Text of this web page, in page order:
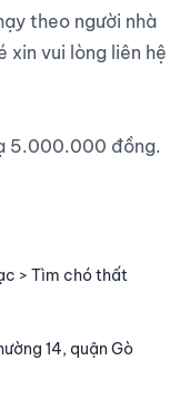
theo người nhà
xin vui lòng liên hệ
5.000.000 đồng.
> Tìm chó thất
14, quận Gò